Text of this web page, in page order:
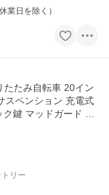
業日を除く）
たたみ自転車 20イン
スペンション 充電式
鍵 マッドガード プ
リー